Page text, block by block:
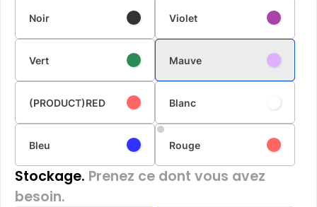
Noir Violet
Vert Mauve
(PRODUCT)RED Blanc
Bleu Rouge
Stockage. Prenez ce dont vous avez
besoin.